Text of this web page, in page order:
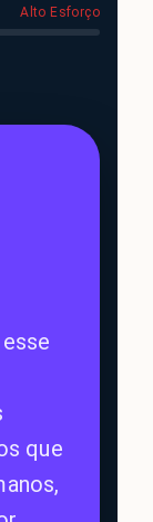
Alto Esforço
que